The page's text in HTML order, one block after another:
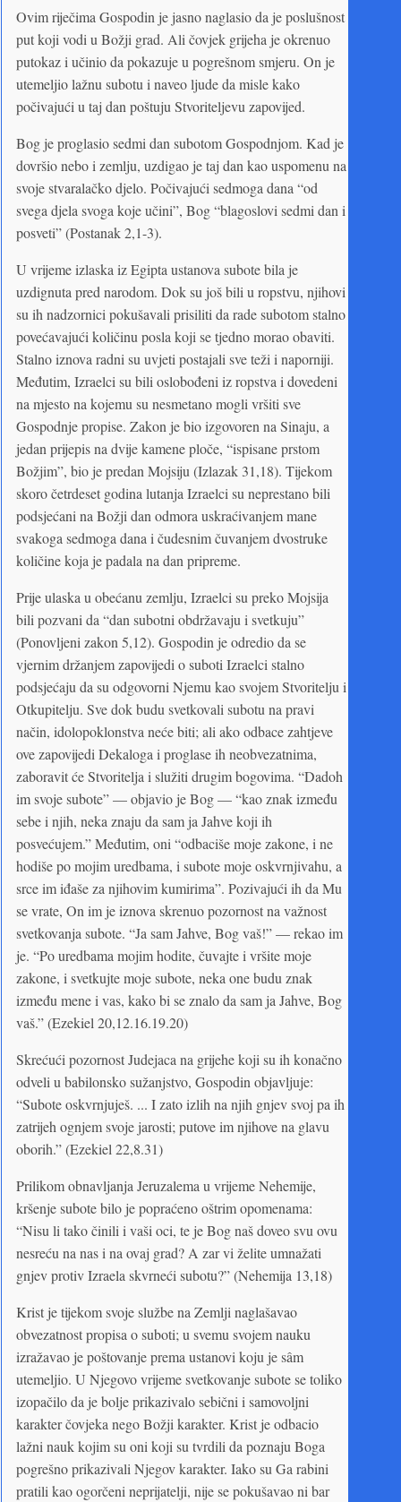
Ovim riječima Gospodin je jasno naglasio da je poslušnost
put koji vodi u Božji grad. Ali čovjek grijeha je okrenuo
putokaz i učinio da pokazuje u pogrešnom smjeru. On je
utemeljio lažnu subotu i naveo ljude da misle kako
počivajući u taj dan poštuju Stvoriteljevu zapovijed.
Bog je proglasio sedmi dan subotom Gospodnjom. Kad je
dovršio nebo i zemlju, uzdigao je taj dan kao uspomenu na
svoje stvaralačko djelo. Počivajući sedmoga dana “od
svega djela svoga koje učini”, Bog “blagoslovi sedmi dan i
posveti” (Postanak 2,1-3).
U vrijeme izlaska iz Egipta ustanova subote bila je
uzdignuta pred narodom. Dok su još bili u ropstvu, njihovi
su ih nadzornici pokušavali prisiliti da rade subotom stalno
povećavajući količinu posla koji se tjedno morao obaviti.
Stalno iznova radni su uvjeti postajali sve teži i naporniji.
Međutim, Izraelci su bili oslobođeni iz ropstva i dovedeni
na mjesto na kojemu su nesmetano mogli vršiti sve
Gospodnje propise. Zakon je bio izgovoren na Sinaju, a
jedan prijepis na dvije kamene ploče, “ispisane prstom
Božjim”, bio je predan Mojsiju (Izlazak 31,18). Tijekom
skoro četrdeset godina lutanja Izraelci su neprestano bili
podsjećani na Božji dan odmora uskraćivanjem mane
svakoga sedmoga dana i čudesnim čuvanjem dvostruke
količine koja je padala na dan pripreme.
Prije ulaska u obećanu zemlju, Izraelci su preko Mojsija
bili pozvani da “dan subotni obdržavaju i svetkuju”
(Ponovljeni zakon 5,12). Gospodin je odredio da se
vjernim držanjem zapovijedi o suboti Izraelci stalno
podsjećaju da su odgovorni Njemu kao svojem Stvoritelju i
Otkupitelju. Sve dok budu svetkovali subotu na pravi
način, idolopoklonstva neće biti; ali ako odbace zahtjeve
ove zapovijedi Dekaloga i proglase ih neobvezatnima,
zaboravit će Stvoritelja i služiti drugim bogovima. “Dadoh
im svoje subote” — objavio je Bog — “kao znak između
sebe i njih, neka znaju da sam ja Jahve koji ih
posvećujem.” Međutim, oni “odbaciše moje zakone, i ne
hodiše po mojim uredbama, i subote moje oskvrnjivahu, a
srce im iđaše za njihovim kumirima”. Pozivajući ih da Mu
se vrate, On im je iznova skrenuo pozornost na važnost
svetkovanja subote. “Ja sam Jahve, Bog vaš!” — rekao im
je. “Po uredbama mojim hodite, čuvajte i vršite moje
zakone, i svetkujte moje subote, neka one budu znak
između mene i vas, kako bi se znalo da sam ja Jahve, Bog
vaš.” (Ezekiel 20,12.16.19.20)
Skrećući pozornost Judejaca na grijehe koji su ih konačno
odveli u babilonsko sužanjstvo, Gospodin objavljuje:
“Subote oskvrnjuješ. ... I zato izlih na njih gnjev svoj pa ih
zatrijeh ognjem svoje jarosti; putove im njihove na glavu
oborih.” (Ezekiel 22,8.31)
Prilikom obnavljanja Jeruzalema u vrijeme Nehemije,
kršenje subote bilo je popraćeno oštrim opomenama:
“Nisu li tako činili i vaši oci, te je Bog naš doveo svu ovu
nesreću na nas i na ovaj grad? A zar vi želite umnažati
gnjev protiv Izraela skvrneći subotu?” (Nehemija 13,18)
Krist je tijekom svoje službe na Zemlji naglašavao
obvezatnost propisa o suboti; u svemu svojem nauku
izražavao je poštovanje prema ustanovi koju je sâm
utemeljio. U Njegovo vrijeme svetkovanje subote se toliko
izopačilo da je bolje prikazivalo sebični i samovoljni
karakter čovjeka nego Božji karakter. Krist je odbacio
lažni nauk kojim su oni koji su tvrdili da poznaju Boga
pogrešno prikazivali Njegov karakter. Iako su Ga rabini
pratili kao ogorčeni neprijatelji, nije se pokušavao ni bar